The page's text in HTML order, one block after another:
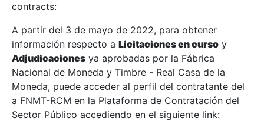
Show/Hide
Show/Hide
contracts:
A partir del 3 de mayo de 2022, para obtener
información respecto a Licitaciones en curso y
Adjudicaciones ya aprobadas por la Fábrica
Nacional de Moneda y Timbre - Real Casa de la
Moneda, puede acceder al perfil del contratante del
a FNMT-RCM en la Plataforma de Contratación del
Sector Público accediendo en el siguiente link: